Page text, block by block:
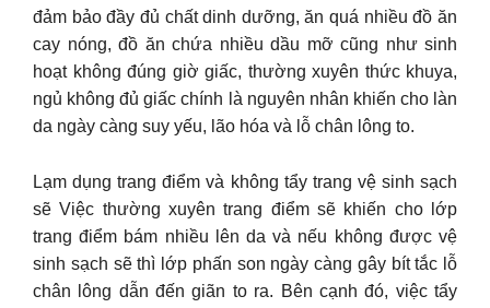
đảm bảo đầy đủ chất dinh dưỡng, ăn quá nhiều đồ ăn
cay nóng, đồ ăn chứa nhiều dầu mỡ cũng như sinh
hoạt không đúng giờ giấc, thường xuyên thức khuya,
ngủ không đủ giấc chính là nguyên nhân khiến cho làn
da ngày càng suy yếu, lão hóa và lỗ chân lông to.
Lạm dụng trang điểm và không tẩy trang vệ sinh sạch
sẽ Việc thường xuyên trang điểm sẽ khiến cho lớp
trang điểm bám nhiều lên da và nếu không được vệ
sinh sạch sẽ thì lớp phấn son ngày càng gây bít tắc lỗ
chân lông dẫn đến giãn to ra. Bên cạnh đó, việc tẩy